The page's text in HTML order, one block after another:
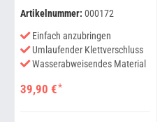
Artikelnummer: 000172
Einfach anzubringen
Umlaufender Klettverschluss
Wasserabweisendes Material
39,90 €*